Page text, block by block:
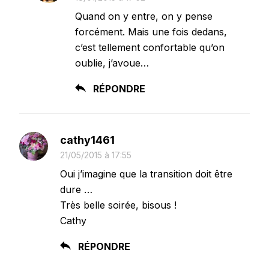
Quand on y entre, on y pense
forcément. Mais une fois dedans,
c’est tellement confortable qu’on
oublie, j’avoue…
RÉPONDRE
cathy1461
21/05/2015 à 17:55
Oui j’imagine que la transition doit être
dure …
Très belle soirée, bisous !
Cathy
RÉPONDRE